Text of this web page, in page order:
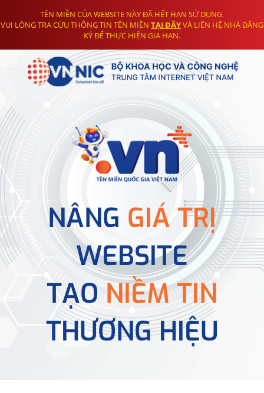
TÊN MIỀN CỦA WEBSITE NÀY ĐÃ HẾT HẠN SỬ DỤNG.
VUI LÒNG TRA CỨU THÔNG TIN TÊN MIỀN TẠI ĐÂYVÀ LIÊN HỆ NHÀ ĐĂNG
KÝ ĐỂ THỰC HIỆN GIA HẠN.
NÂNG GIÁ TRỊ
WEBSITE
TẠONIỀM TIN
THƯƠNG HIỆU